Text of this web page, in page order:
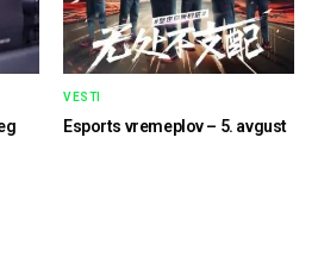
VESTI
Esports vremeplov – 5. avgust